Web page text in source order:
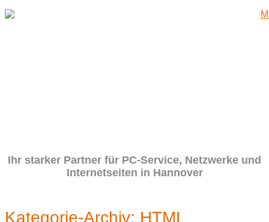
Zum
Inhalt
Ihr starker Partner für PC-Service, Netzwerke und
Internetseiten in Hannover
Kategorie-Archiv: HTML